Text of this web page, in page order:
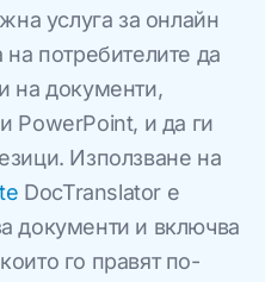
услуга за онлайн
потребителите да
на документи,
PowerPoint, и да ги
Използване на
DocTranslator е
документи и включва
го правят по-